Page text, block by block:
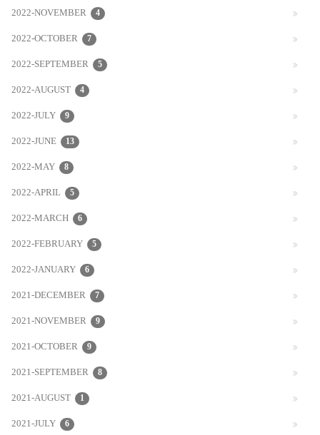
2022-NOVEMBER 4
2022-OCTOBER 7
2022-SEPTEMBER 5
2022-AUGUST 4
2022-JULY 9
2022-JUNE 13
2022-MAY 8
2022-APRIL 5
2022-MARCH 6
2022-FEBRUARY 5
2022-JANUARY 6
2021-DECEMBER 7
2021-NOVEMBER 9
2021-OCTOBER 9
2021-SEPTEMBER 8
2021-AUGUST 1
2021-JULY 6